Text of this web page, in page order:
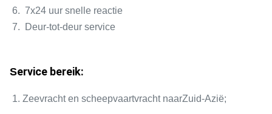
6. 7x24 uur snelle reactie
7. Deur-tot-deur service
Service bereik:
1. Zeevracht en scheepvaartvracht naarZuid-Azië;